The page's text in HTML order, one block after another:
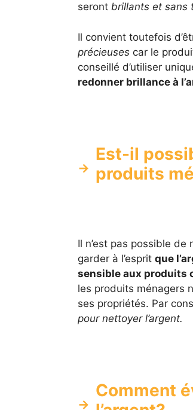
seront brillants et sans
Il convient toutefois
précieuses car le
conseillé d’utiliser
redonner brillance à
Est-il
produits
Il n’est pas possible
garder à l’esprit que
sensible aux produits
les produits ménagers
ses propriétés. Par
pour nettoyer l’argent.
Comment